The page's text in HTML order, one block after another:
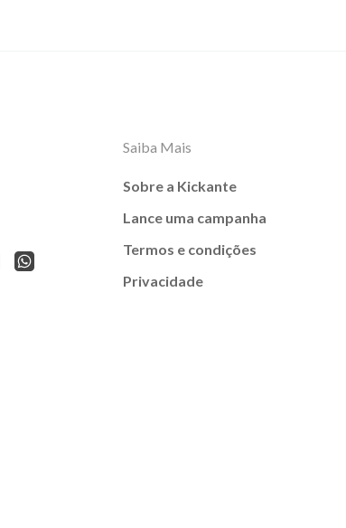
Saiba Mais
Sobre a Kickante
Lance uma campanha
Termos e condições
Privacidade